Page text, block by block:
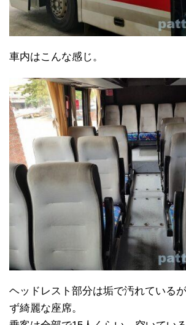
車内はこんな感じ。
ヘッドレスト部分は垢で汚れている
ず綺麗な座席。